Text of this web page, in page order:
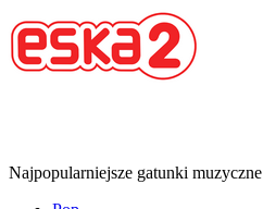
Najpopularniejsze gatunki muzyczne